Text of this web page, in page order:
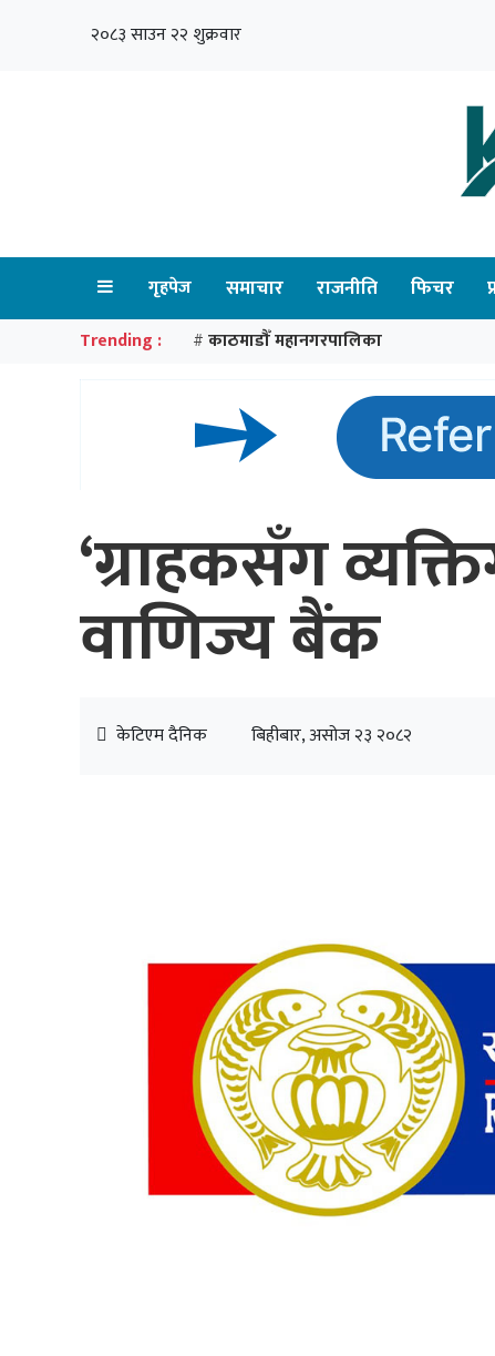
२०८३ साउन २२ शुक्रवार
गृहपेज समाचार राजनीति फिचर
Trending : # काठमाडौँ महानगरपालिका
‘ग्राहकसँग
वाणिज्य बैंक
केटिएम दैनिक बिहीबार, असोज २३ २०८२